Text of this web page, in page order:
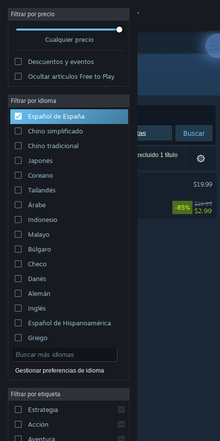
Iniciar sesión
Acerca de
Soporte
Cambiar idioma
Descargar Steam Mobile
Ver versión clásica
© Valve Corporation. Todos los derechos reservados.
respectivos dueños en EE. UU. y otros países.
Acuerdo de Suscriptor a Steam
Cookies
Filtrar por precio
Cualquier precio
Descuentos y eventos
Ocultar artículos Free to Play
Filtrar por idioma
Español de España
Chino simplificado
Chino tradicional
Japonés
Coreano
Tailandés
Árabe
Indonesio
Malayo
Búlgaro
Checo
Danés
Alemán
Inglés
Español de Hispanoamérica
Griego
Gestionar preferencias de idioma
Filtrar por etiqueta
Estrategia
Acción
Aventura
Desarrollador: Evil Raptor
Ordenar por Relevancia
Buscar
2 resultados coinciden con la búsqueda. Se ha excluido 1 título
basándose en tus preferencias.
$19.99
-85%
$19.99
$2.99